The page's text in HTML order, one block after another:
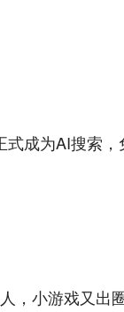
式成为AI搜索，
，小游戏又出